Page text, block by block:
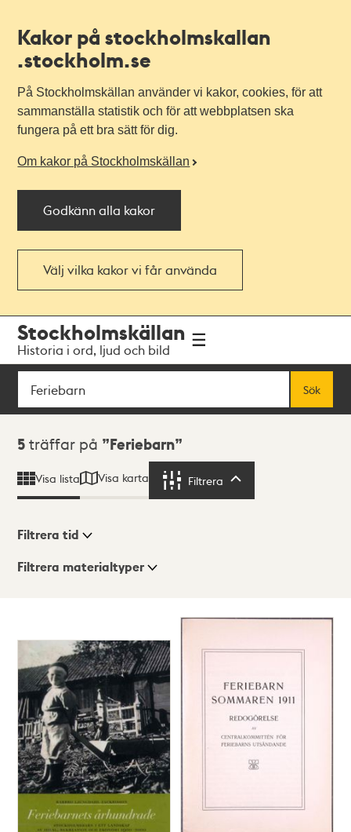
Kakor på stockholmskallan
.stockholm.se
På Stockholmskällan använder vi kakor, cookies, för att
sammanställa statistik och för att webbplatsen ska
fungera på ett bra sätt för dig.
Om kakor på Stockholmskällan
Godkänn alla kakor
Välj vilka kakor vi får använda
navigationen
huvudinnehållet
Stockholmskällan
Historia i ord, ljud och bild
Sök
Sök
Sökresultat
5 träffar på Feriebarn
Visa lista Visa karta Filtrera
Visningsläge
Filtrera tid
Filtrera materialtyper